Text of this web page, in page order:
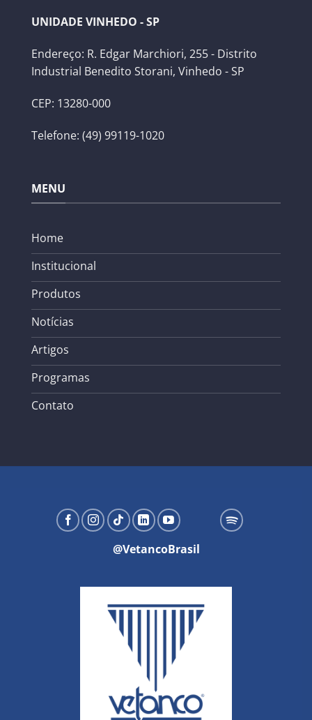
UNIDADE VINHEDO - SP
Endereço: R. Edgar Marchiori, 255 - Distrito
Industrial Benedito Storani, Vinhedo - SP
CEP: 13280-000
Telefone: (49) 99119-1020
MENU
Home
Institucional
Produtos
Notícias
Artigos
Programas
Contato
@VetancoBrasil